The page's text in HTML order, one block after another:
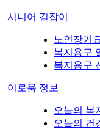
시니어 길잡이
노인장기
복지용구
복지용구
이로움 정보
오늘의 복
오늘의 건